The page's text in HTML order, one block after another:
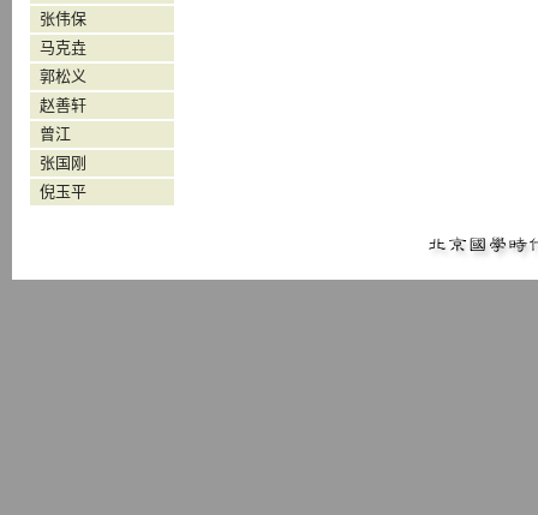
张伟保
马克垚
郭松义
赵善轩
曾江
张国刚
倪玉平